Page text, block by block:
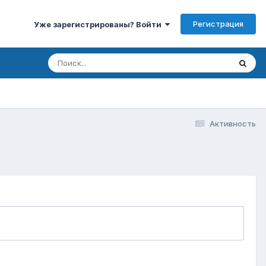
Уже зарегистрированы? Войти Регистрация
Активность